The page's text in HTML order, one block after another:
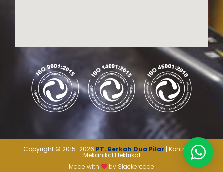
Copyright © 2015-2026 PT. Berkah Dua Pilar | Kontraktor
Mekanikal Elektrikal
Made with
by Slackercode